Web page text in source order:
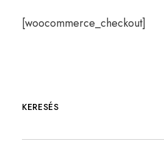
[woocommerce_checkout]
KERESÉS